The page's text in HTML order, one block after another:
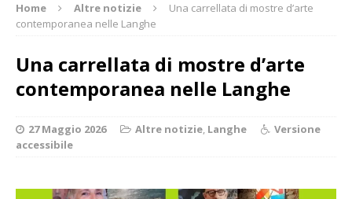
Home Altre notizie
Una carrellata di mostre d’arte
contemporanea nelle Langhe
Una carrellata di mostre d’arte
contemporanea nelle Langhe
27 Maggio 2026 Altre notizie, Langhe
Versione
accessibile